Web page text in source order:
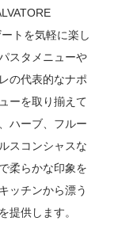
トを気軽に楽し
スタメニューや
の代表的なナポ
ーを取り揃えて
ハーブ、フルー
スコンシャスな
柔らかな印象を
ッチンから漂う
提供します。